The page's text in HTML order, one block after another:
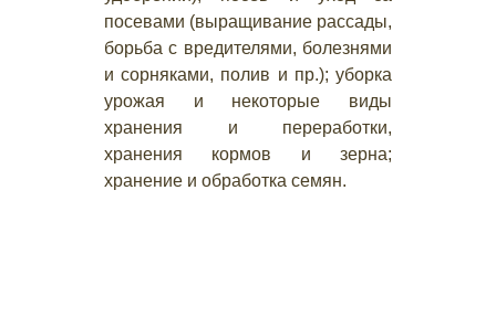
посевами (выращивание рассады,
борьба с вредителями, болезнями
и сорняками, полив и пр.); уборка
урожая и некоторые виды
хранения и переработки,
хранения кормов и зерна;
хранение и обработка семян.